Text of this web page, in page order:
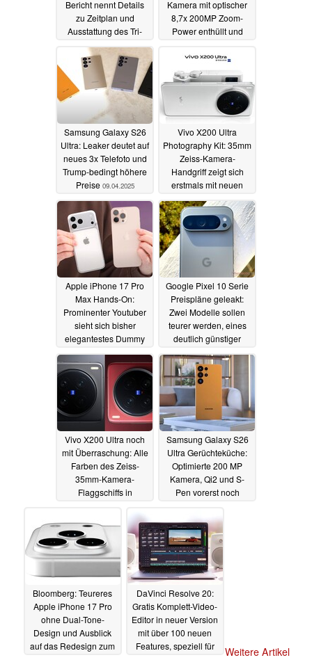
Bericht nennt Details
zu Zeitplan und
Ausstattung des Tri-
Fold-Flaggschiffs
03.07.2025
Kamera mit optischer
8,7x 200MP Zoom-
Power enthüllt und
10.04.2025
Samsung Galaxy S26
Ultra: Leaker deutet auf
neues 3x Telefoto und
Trump-bedingt höhere
Preise 09.04.2025
Vivo X200 Ultra
Photography Kit: 35mm
Zeiss-Kamera-
Handgriff zeigt sich
erstmals mit neuen
Features
09.04.2025
Apple iPhone 17 Pro
Max Hands-On:
Prominenter Youtuber
sieht sich bisher
elegantestes Dummy
näher an08.04.2025
Google Pixel 10 Serie
Preispläne geleakt:
Zwei Modelle sollen
teurer werden, eines
deutlich günstiger
08.04.2025
Vivo X200 Ultra noch
mit Überraschung: Alle
Farben des Zeiss-
35mm-Kamera-
Flaggschiffs in
08.04.2025
Samsung Galaxy S26
Ultra Gerüchteküche:
Optimierte 200 MP
Kamera, Qi2 und S-
Pen vorerst noch
Bloomberg: Teureres
Apple iPhone 17 Pro
ohne Dual-Tone-
Design und Ausblick
auf das Redesign zum
DaVinci Resolve 20:
Gratis Komplett-Video-
Editor in neuer Version
mit über 100 neuen
Features, speziell für
Weitere Artikel